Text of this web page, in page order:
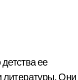
ее
литературы. Они